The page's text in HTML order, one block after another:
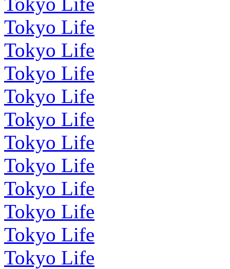
Tokyo Life
Tokyo Life
Tokyo Life
Tokyo Life
Tokyo Life
Tokyo Life
Tokyo Life
Tokyo Life
Tokyo Life
Tokyo Life
Tokyo Life